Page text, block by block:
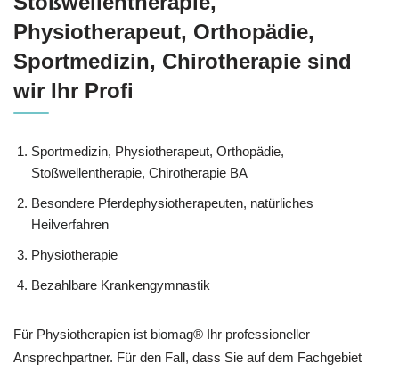
Physiotherapeut, Orthopädie,
Sportmedizin, Chirotherapie sind
wir Ihr Profi
Sportmedizin, Physiotherapeut, Orthopädie,
Stoßwellentherapie, Chirotherapie BA
Besondere Pferdephysiotherapeuten, natürliches
Heilverfahren
Physiotherapie
Bezahlbare Krankengymnastik
Für Physiotherapien ist biomag® Ihr professioneller
Ansprechpartner. Für den Fall, dass Sie auf dem Fachgebiet